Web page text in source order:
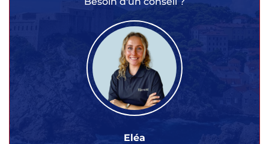
Eléa